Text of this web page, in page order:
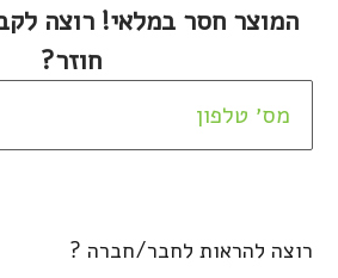
המוצר חסר במלאי! רוצה
חוזר?
רוצה להראות לחבר/חברה ?